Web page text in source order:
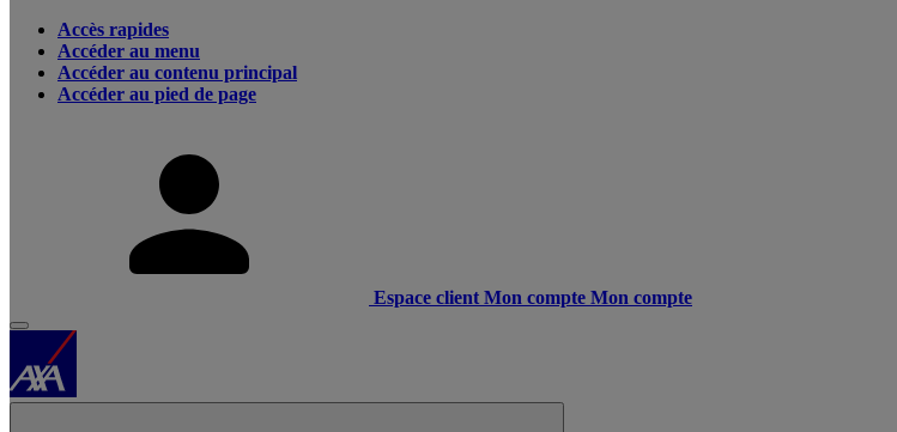
Accès rapides
Accéder au menu
Accéder au contenu principal
Accéder au pied de page
Espace client Mon compte Mon compte